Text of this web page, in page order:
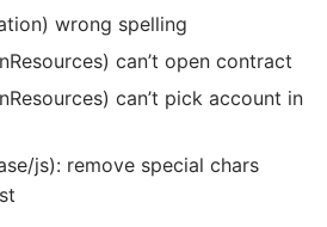
wrong spelling
can’t open contract
can’t pick account in
js): remove special chars